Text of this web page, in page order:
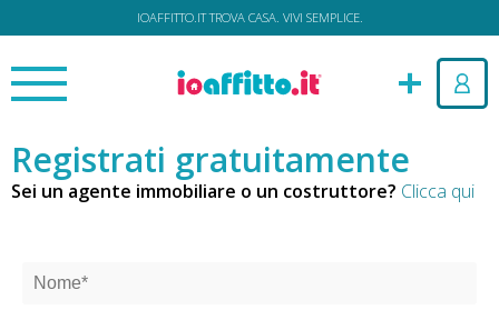
IOAFFITTO.IT TROVA CASA. VIVI SEMPLICE.
Registrati gratuitamente
Sei un agente immobiliare o un costruttore? Clicca qui